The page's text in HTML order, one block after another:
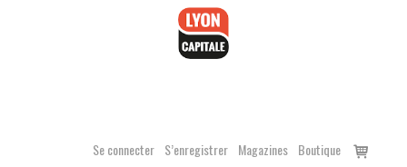
Se connecter S’enregistrer Magazines Boutique
Voir